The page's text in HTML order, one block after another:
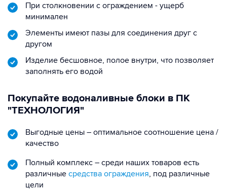
При столкновении с ограждением - ущерб
минимален
Элементы имеют пазы для соединения друг с
другом
Изделие бесшовное, полое внутри, что позволяет
заполнять его водой
Покупайте водоналивные блоки в ПК
"ТЕХНОЛОГИЯ"
Выгодные цены – оптимальное соотношение цена /
качество
Полный комплекс – среди наших товаров есть
различные средства ограждения, под различные
цели